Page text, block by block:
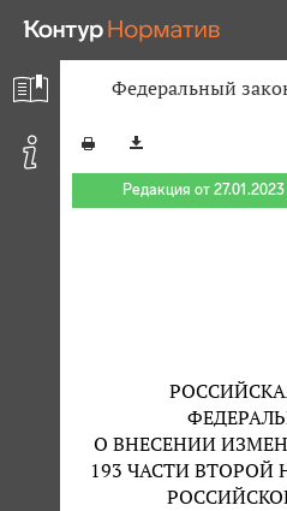
Федеральный
Редакция от
О ВНЕСЕНИИ
193 ЧАСТИ ВТОРОЙ